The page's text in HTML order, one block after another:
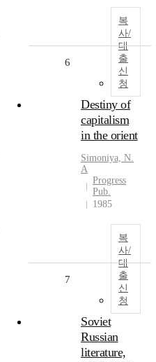
복
사/
대
출
신
청
6
Destiny of
capitalism
in the orient
Simoniya, N.
A
Progress
Pub.
1985
복
사/
대
출
신
청
7
Soviet
Russian
literature,